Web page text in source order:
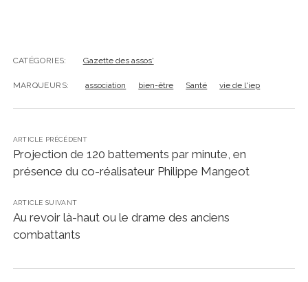
CATÉGORIES: Gazette des assos'
MARQUEURS: association bien-être Santé vie de l'iep
ARTICLE PRÉCÉDENT
Projection de 120 battements par minute, en
présence du co-réalisateur Philippe Mangeot
ARTICLE SUIVANT
Au revoir là-haut ou le drame des anciens
combattants